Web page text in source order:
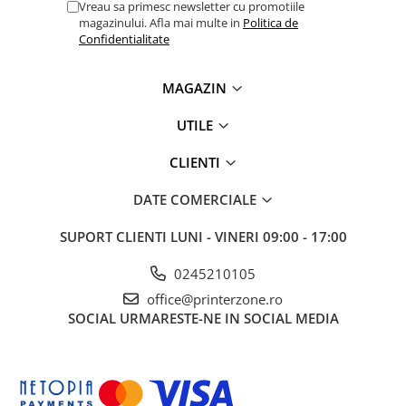
Solutii backup
Carcase HDD externe
Camere supraveghere smart
Prize inteligente
Termostate smart
Vreau sa primesc newsletter cu promotiile
magazinului. Afla mai multe in Politica de
Confidentialitate
MAGAZIN
UTILE
CLIENTI
DATE COMERCIALE
SUPORT CLIENTI LUNI - VINERI 09:00 - 17:00
0245210105
office@printerzone.ro
SOCIAL URMARESTE-NE IN SOCIAL MEDIA